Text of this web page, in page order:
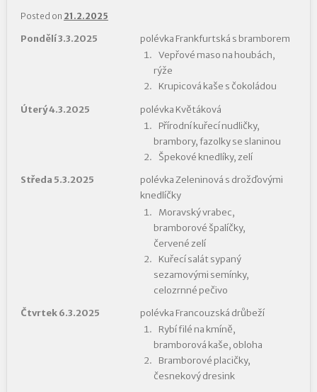
Posted on 21.2.2025
Pondělí 3.3.2025
polévka Frankfurtská s bramborem
Vepřové maso na houbách,
rýže
Krupicová kaše s čokoládou
Úterý 4.3.2025
polévka Květáková
Přírodní kuřecí nudličky,
brambory, fazolky se slaninou
Špekové knedlíky, zelí
Středa 5.3.2025
polévka Zeleninová s drožďovými
knedlíčky
Moravský vrabec,
bramborové špalíčky,
červené zelí
Kuřecí salát sypaný
sezamovými semínky,
celozrnné pečivo
Čtvrtek 6.3.2025
polévka Francouzská drůbeží
Rybí filé na kmíně,
bramborová kaše, obloha
Bramborové placičky,
česnekový dresink